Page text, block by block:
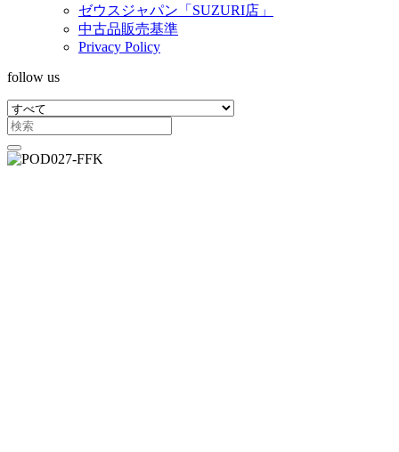
ゼウスジャパン「SUZURI店」
中古品販売基準
Privacy Policy
follow us